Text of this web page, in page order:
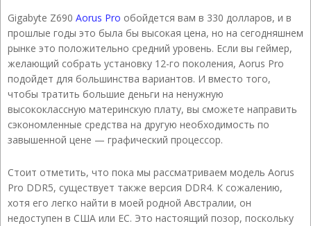
Gigabyte Z690 Aorus Pro обойдется вам в 330 долларов, и в
прошлые годы это была бы высокая цена, но на сегодняшнем
рынке это положительно средний уровень. Если вы геймер,
желающий собрать установку 12-го поколения, Aorus Pro
подойдет для большинства вариантов. И вместо того,
чтобы тратить большие деньги на ненужную
высококлассную материнскую плату, вы сможете направить
сэкономленные средства на другую необходимость по
завышенной цене — графический процессор.
Стоит отметить, что пока мы рассматриваем модель Aorus
Pro DDR5, существует также версия DDR4. К сожалению,
хотя его легко найти в моей родной Австралии, он
недоступен в США или ЕС. Это настоящий позор, поскольку